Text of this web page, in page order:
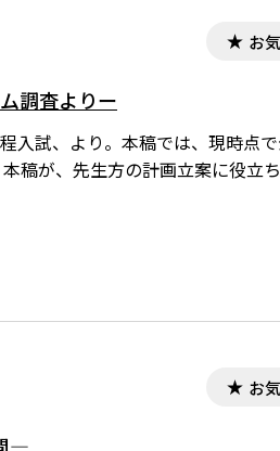
お
調査よりー
試、より。本稿では、現時点
稿が、先生方の計画立案に役立
お